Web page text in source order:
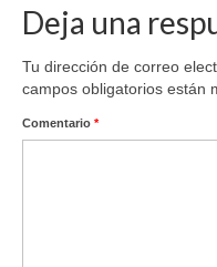
Deja una
Tu dirección de correo
campos obligatorios están
Comentario *